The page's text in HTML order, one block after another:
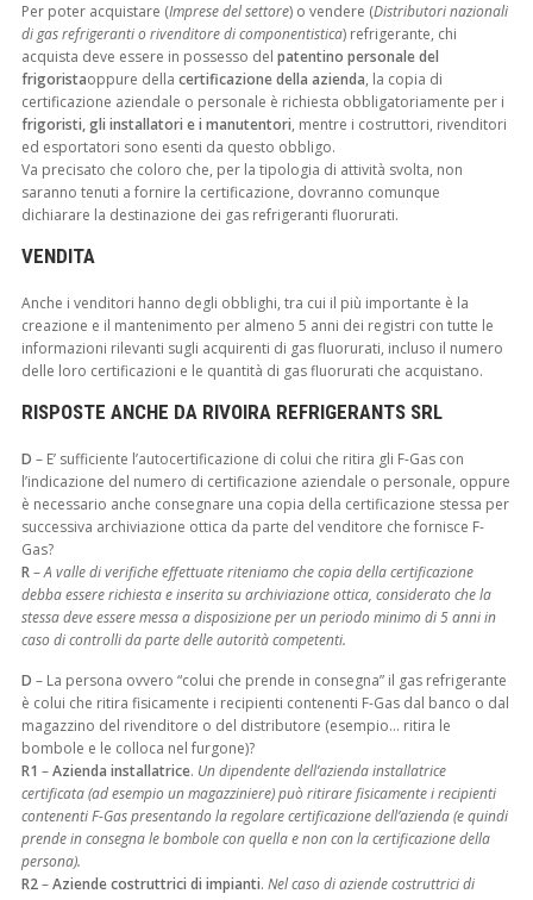
Per poter acquistare (Imprese del settore) o vendere (Distributori nazionali
di gas refrigeranti o rivenditore di componentistica) refrigerante, chi
acquista deve essere in possesso del patentino personale del
frigoristaoppure della certificazione della azienda, la copia di
certificazione aziendale o personale è richiesta obbligatoriamente per i
frigoristi, gli installatori e i manutentori, mentre i costruttori, rivenditori
ed esportatori sono esenti da questo obbligo.
Va precisato che coloro che, per la tipologia di attività svolta, non
saranno tenuti a fornire la certificazione, dovranno comunque
dichiarare la destinazione dei gas refrigeranti fluorurati.
VENDITA
Anche i venditori hanno degli obblighi, tra cui il più importante è la
creazione e il mantenimento per almeno 5 anni dei registri con tutte le
informazioni rilevanti sugli acquirenti di gas fluorurati, incluso il numero
delle loro certificazioni e le quantità di gas fluorurati che acquistano.
RISPOSTE ANCHE DA RIVOIRA REFRIGERANTS SRL
D – E’ sufficiente l’autocertificazione di colui che ritira gli F-Gas con
l’indicazione del numero di certificazione aziendale o personale, oppure
è necessario anche consegnare una copia della certificazione stessa per
successiva archiviazione ottica da parte del venditore che fornisce F-
Gas?
R–A valle di verifiche effettuate riteniamo che copia della certificazione
debba essere richiesta e inserita su archiviazione ottica, considerato che la
stessa deve essere messa a disposizione per un periodo minimo di 5 anni in
caso di controlli da parte delle autorità competenti.
D – La persona ovvero “colui che prende in consegna” il gas refrigerante
è colui che ritira fisicamente i recipienti contenenti F-Gas dal banco o dal
magazzino del rivenditore o del distributore (esempio… ritira le
bombole e le colloca nel furgone)?
R1 –Azienda installatrice. Un dipendente dell’azienda installatrice
certificata (ad esempio un magazziniere) può ritirare fisicamente i recipienti
contenenti F-Gas presentando la regolare certificazione dell’azienda (e quindi
prende in consegna le bombole con quella e non con la certificazione della
persona).
R2–Aziende costruttrici di impianti. Nel caso di aziende costruttrici di